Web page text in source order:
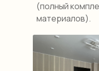
(полный
материалов).